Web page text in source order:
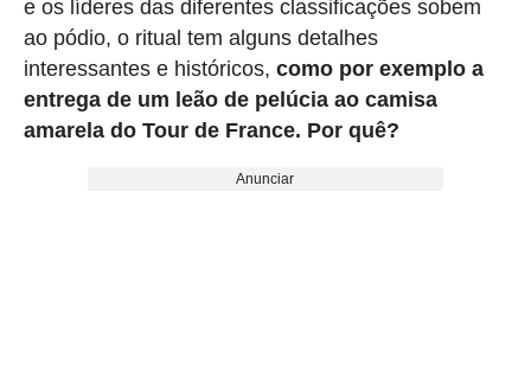
e os líderes das diferentes classificações sobem
ao pódio, o ritual tem alguns detalhes
interessantes e históricos, como por exemplo a
entrega de um leão de pelúcia ao camisa
amarela do Tour de France. Por quê?
Anunciar